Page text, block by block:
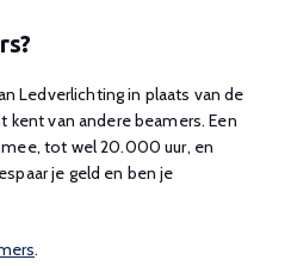
Ledverlichting in plaats van de
van andere beamers. Een
tot wel 20.000 uur, en
je geld en ben je
.